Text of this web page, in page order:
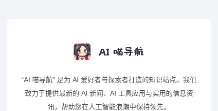
“AI 喵导航” 是为 AI 爱好者与探索者打造的知识站点。我们
致力于提供最新的 AI 新闻、AI 工具应用与实用的信息资
讯，帮助您在人工智能浪潮中保持领先。